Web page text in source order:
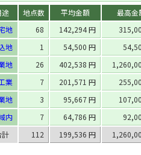
途 地点数 平均金額
最高金
地
68 142,294 円
地
1 54,500 円
地
26 402,538 円
業
7 201,571 円
地
3 95,667 円
内
7 64,786 円
計
112 199,536 円